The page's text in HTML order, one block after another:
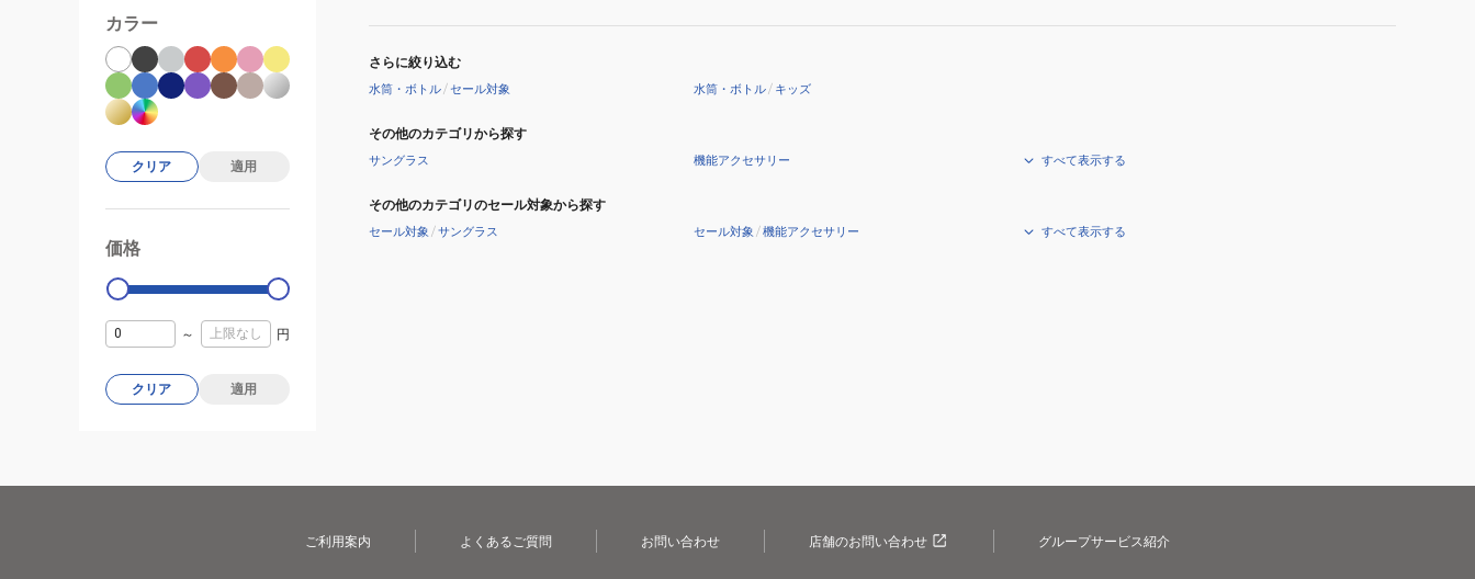
さらに絞り込む
水筒・ボトル/セール対象 水筒・ボトル/ キッズ
その他のカテゴリから探す
サングラス 機能アクセサリー すべて表示する
その他のカテゴリのセール対象から探す
セール対象 /サングラス セール対象 /機能アクセサリー すべて表示する
カラー
クリア 適用
価格
0
～ 円
クリア 適用
ご利用案内 よくあるご質問 お問い合わせ 店舗のお問い合わせ グループサービス紹介